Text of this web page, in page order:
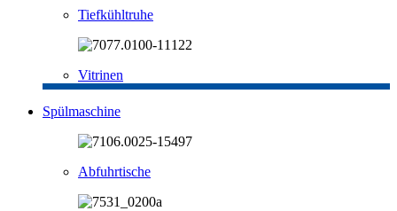
Tiefkühltruhe
Vitrinen
Spülmaschine
Abfuhrtische